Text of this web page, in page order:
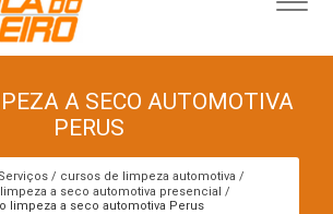
A SECO AUTOMOTIVA
PERUS
Serviços
cursos de limpeza automotiva
a seco automotiva presencial
limpeza a seco automotiva Perus